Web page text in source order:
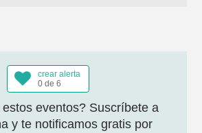
crear alerta
0 de 6
estos eventos? Suscríbete a
y te notificamos gratis por